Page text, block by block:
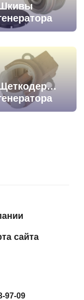
сайта
97-09